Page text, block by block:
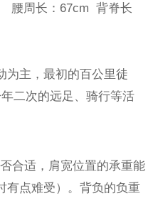
腰周长：67cm 背脊长
为主，最初的百公里徒
二次的远足、骑行等活
合适，肩宽位置的承重能
有点难受）。背负的负重